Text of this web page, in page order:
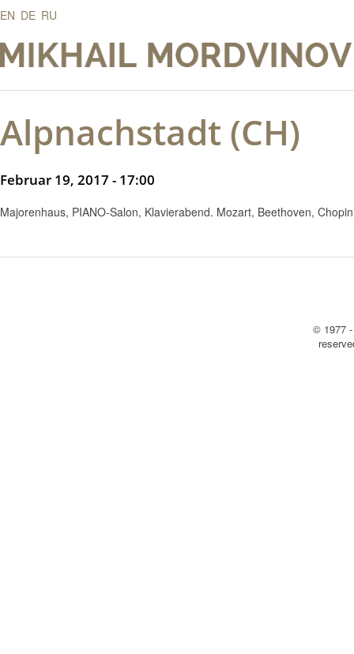
EN DE RU
Alpnachstadt (CH)
Februar 19, 2017 - 17:00
Majorenhaus, PIANO-Salon, Klavierabend. Mozart, Beethoven,
© 1977